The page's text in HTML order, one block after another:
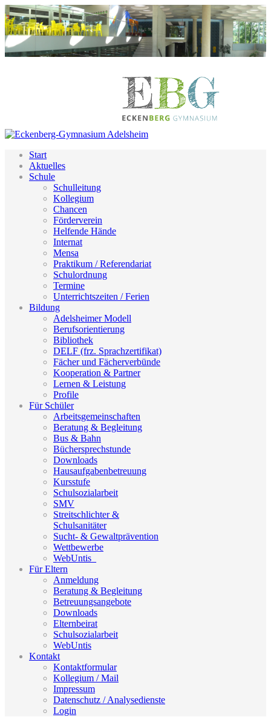
Start
Aktuelles
Schule
Schulleitung
Kollegium
Chancen
Förderverein
Helfende Hände
Internat
Mensa
Praktikum / Referendariat
Schulordnung
Termine
Unterrichtszeiten / Ferien
Bildung
Adelsheimer Modell
Berufsorientierung
Bibliothek
DELF (frz. Sprachzertifikat)
Fächer und Fächerverbünde
Kooperation & Partner
Lernen & Leistung
Profile
Für Schüler
Arbeitsgemeinschaften
Beratung & Begleitung
Bus & Bahn
Büchersprechstunde
Downloads
Hausaufgabenbetreuung
Kursstufe
Schulsozialarbeit
SMV
Streitschlichter &
Schulsanitäter
Sucht- & Gewaltprävention
Wettbewerbe
WebUntis_
Für Eltern
Anmeldung
Beratung & Begleitung
Betreuungsangebote
Downloads
Elternbeirat
Schulsozialarbeit
WebUntis
Kontakt
Kontaktformular
Kollegium / Mail
Impressum
Datenschutz / Analysedienste
Login